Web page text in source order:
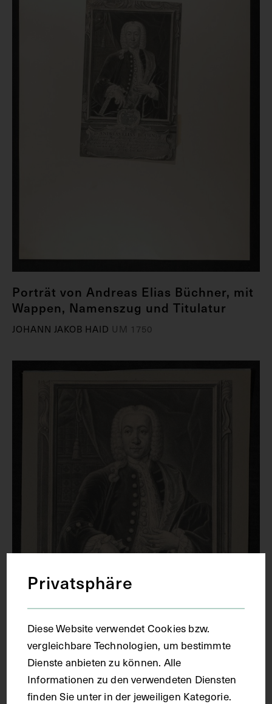
Porträt von Andreas Elias Büchner, mit
Wappen, Namenszug und Titulatur
JOHANN JAKOB HAID UM 1750
Privatsphäre
Diese Website verwendet Cookies bzw.
vergleichbare Technologien, um bestimmte
Dienste anbieten zu können. Alle
Informationen zu den verwendeten Diensten
finden Sie unter in der jeweiligen Kategorie.